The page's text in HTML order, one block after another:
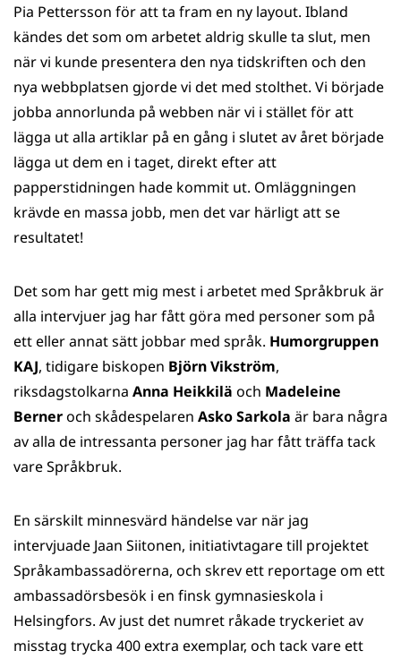
Pia Pettersson för att ta fram en ny layout. Ibland
kändes det som om arbetet aldrig skulle ta slut, men
när vi kunde presentera den nya tidskriften och den
nya webbplatsen gjorde vi det med stolthet. Vi började
jobba annorlunda på webben när vi i stället för att
lägga ut alla artiklar på en gång i slutet av året började
lägga ut dem en i taget, direkt efter att
papperstidningen hade kommit ut. Omläggningen
krävde en massa jobb, men det var härligt att se
resultatet!
Det som har gett mig mest i arbetet med Språkbruk är
alla intervjuer jag har fått göra med personer som på
ett eller annat sätt jobbar med språk. Humorgruppen
KAJ, tidigare biskopen Björn Vikström,
riksdagstolkarna Anna Heikkilä och Madeleine
Berneroch skådespelaren Asko Sarkola är bara några
av alla de intressanta personer jag har fått träffa tack
vare Språkbruk.
En särskilt minnesvärd händelse var när jag
intervjuade Jaan Siitonen, initiativtagare till projektet
Språkambassadörerna, och skrev ett reportage om ett
ambassadörsbesök i en finsk gymnasieskola i
Helsingfors. Av just det numret råkade tryckeriet av
misstag trycka 400 extra exemplar, och tack vare ett